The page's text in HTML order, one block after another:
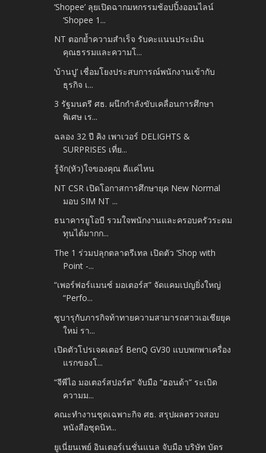
‘Shopee’ ลุยเปิดฉากมหกรรมช้อปปิ้งออนไลน์
‘Shopee 1...
NT ตอกย้ำความสำเร็จ รับคะแนนประเมิน
คุณธรรมและความโ...
‘บ้านปู’ เชื่อมโยงประสบการณ์พนักงานเข้ากับ
ธุรกิจ เ...
3 รัฐมนตรี ศธ. ผนึกกำลังขับเคลื่อนการศึกษา
พิเศษ เร...
ฉลอง 32 ปี คิง เพาเวอร์ DELIGHTS &
SURPRISES เที่ย...
รู้จัก(หัว)ใจของคุณ ดีแค่ไหน
NT CSR เปิดโอกาสการศึกษายุค New Normal
มอบ SIM NT ...
ธนาคารยูโอบี รวมใจพนักงานและครอบครัวระดม
ทุนได้มากก...
The 1 ร่วมปลุกตลาดรีเทล เปิดตัว ‘Shop with
Point -...
“เพอร์ฟอร์แมนซ์ มอเตอร์ส” จัดแคมเปญยิ่งใหญ่
“Perfo...
ซูบารุกับภารกิจท้าทายความสามารถสาวเอเชียยุค
ใหม่ รา...
เปิดตัวโปรเจคเตอร์ BenQ GV30 แบบพกพาเครื่อง
แรกของโ...
“จีพีไอ มอเตอร์สปอร์ต” จับมือ “ฮอนด้า” ระเบิด
ความม...
คณะทำงานชุดเฉพาะกิจ ศธ. สรุปผลตรวจสอบ
หนังสือชุดนิท...
ยูเนี่ยนเพย์ อินเตอร์เนชั่นแนล จับมือ บริษัท บัตร